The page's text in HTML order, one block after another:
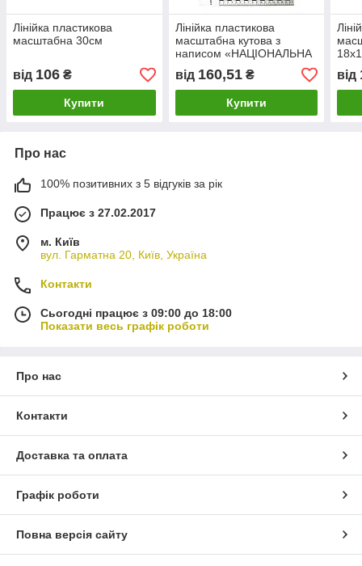
Лінійка пластикова
масштабна 30см
від 106 ₴
Купити
Лінійка пластикова
масштабна кутова з
написом «НАЦІОНАЛЬНА
ПОЛІЦІЯ УКРАЇНИ»
18х30см
від 160,51₴
Купити
від
Про нас
100% позитивних з 5 відгуків за рік
Працює з 27.02.2017
м. Київ
вул. Гарматна 20, Київ, Україна
Контакти
Сьогодні працює з 09:00 до 18:00
Показати весь графік роботи
Про нас
Контакти
Доставка та оплата
Графік роботи
Повна версія сайту